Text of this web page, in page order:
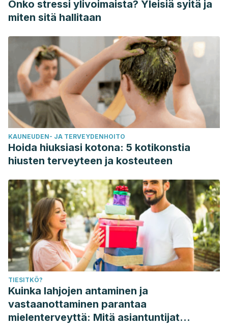
Cholesterol and egg intakes with cardiometabolic and all-
13 (6):
2094.https://pubmed.ncbi.nlm.nih.gov/34205293/
Qin, C., Lv, J., Guo, Y., Bian, Z., Si, J., Yang, L., Chen, Y.,
Zhou, Y., Zhang, H., Liu, J., Chen, J., Chen, Z., Yu, C., & Li, L.
(2018). Associations of egg consumption with
cardiovascular disease in a cohort study of 0.5 million
Chinese adults.Heart,104(21), 1756-1763.
https://heart.bmj.com/content/104/21/1756
Sugano, M., & Matsouka, R. (2021). Nutritional viewpoints on
eggs and cholesterol.
Foods, 10
https://www.ncbi.nlm.nih.gov/pmc/articles/PMC7996514/
USDA. (2019).Eggs, Grade A, Large, egg whole.
USDA.
Food Data Central. Consultado el 13 de septiembre del
2023. https://fdc.nal.usda.gov/fdc-app.html#/food-
details/748967/nutrients
Onko stressi ylivoimaista? Yleisiä syitä ja
miten sitä hallitaan
KAUNEUDEN- JA TERVEYDENHOITO
Hoida hiuksiasi kotona: 5 kotikonstia
hiusten terveyteen ja kosteuteen
TIESITKÖ?
Kuinka lahjojen antaminen ja
vastaanottaminen parantaa
mielenterveyttä: Mitä asiantuntijat